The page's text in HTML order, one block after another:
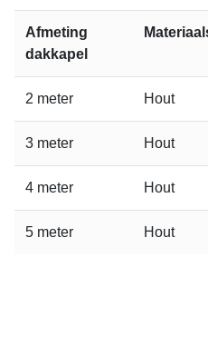
Afmeting
dakkapel
2 meter Hout
3 meter Hout
4 meter Hout
5 meter Hout